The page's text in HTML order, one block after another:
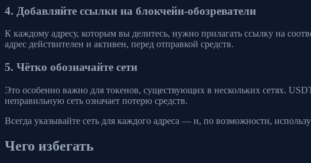
4. Добавляйте ссылки на блокчейн-обозреватели
К каждому адресу, которым вы делитесь, нужно прилагать ссылку на
адрес действителен и активен, перед отправкой средств.
5. Чётко обозначайте сети
Это особенно важно для токенов, существующих в нескольких сетях.
неправильную сеть означает потерю средств.
Всегда указывайте сеть для каждого адреса — и, по возможности,
Чего избегать